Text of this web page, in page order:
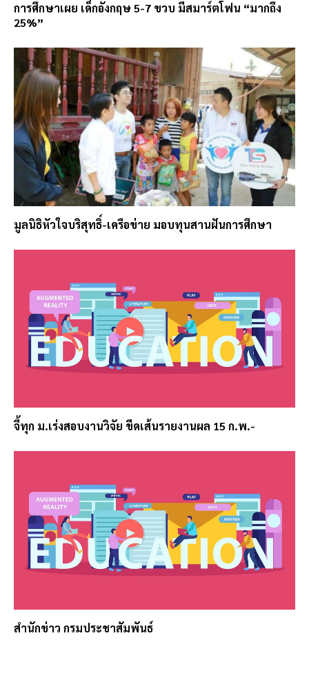
การศึกษาเผย เด็กอังกฤษ 5-7 ขวบ มีสมาร์ตโฟน “มากถึง
25%”
มูลนิธิหัวใจบริสุทธิ์-เครือข่าย มอบทุนสานฝันการศึกษา
จี้ทุก ม.เร่งสอบงานวิจัย ขีดเส้นรายงานผล 15 ก.พ.-
สำนักข่าว กรมประชาสัมพันธ์